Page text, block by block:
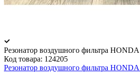
Резонатор воздушного фильтра
Код товара: 124205
Резонатор воздушного фильтра